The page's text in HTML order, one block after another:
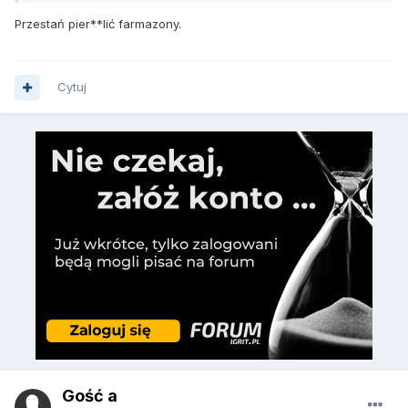
Przestań pier**lić farmazony.
Cytuj
Gość a